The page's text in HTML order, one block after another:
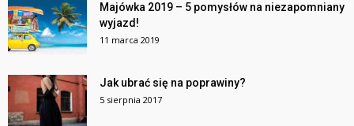
Majówka 2019 – 5 pomysłów na niezapomniany
wyjazd!
11 marca 2019
Jak ubrać się na poprawiny?
5 sierpnia 2017